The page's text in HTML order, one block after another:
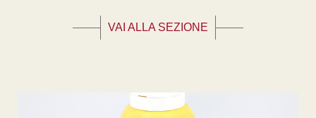
VAI ALLA SEZIONE